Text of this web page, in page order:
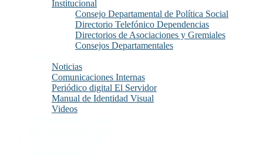
Institucional
Consejo Departamental de Política Social
Directorio Telefónico Dependencias
Directorios de Asociaciones y Gremiales
Consejos Departamentales
Noticias
Comunicaciones Internas
Periódico digital El Servidor
Manual de Identidad Visual
Videos